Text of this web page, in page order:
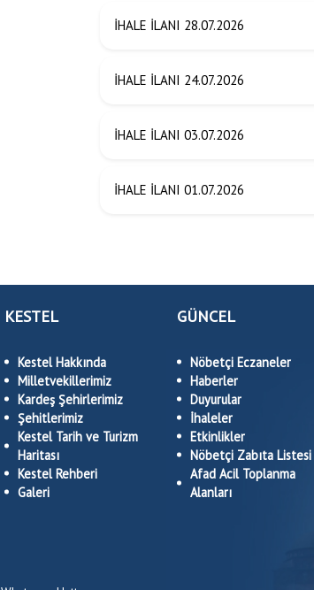
İHALE İLANI 28.07.2026
İHALE İLANI 24.07.2026
İHALE İLANI 03.07.2026
İHALE İLANI 01.07.2026
KESTEL
Kestel Hakkında
Milletvekillerimiz
Kardeş Şehirlerimiz
Şehitlerimiz
Kestel Tarih ve Turizm
Haritası
Kestel Rehberi
Galeri
GÜNCEL
Nöbetçi Eczaneler
Haberler
Duyurular
İhaleler
Etkinlikler
Nöbetçi Zabıta Listesi
Afad Acil Toplanma
Alanları